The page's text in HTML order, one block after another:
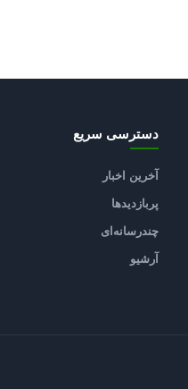
دسترسی سریع
آخرین اخبار
پربازدیدها
چندرسانه‌ای
آرشیو